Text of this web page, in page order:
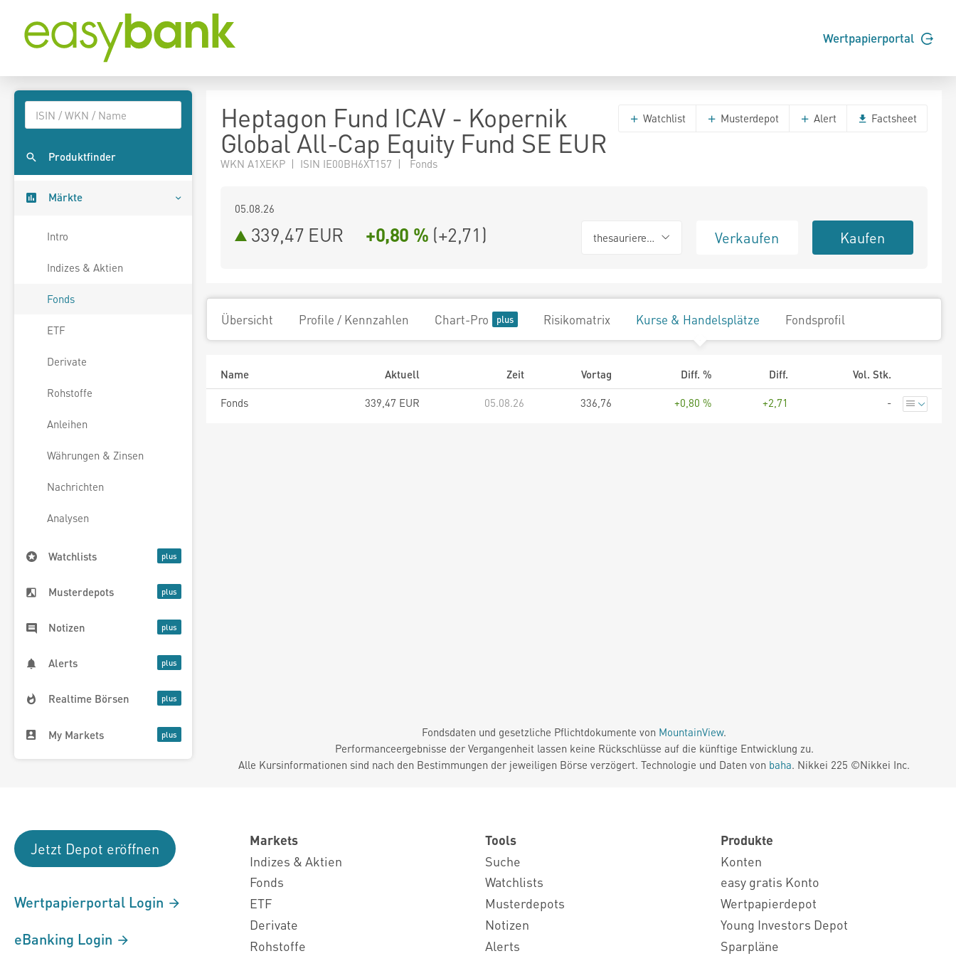
Wertpapierportal
Produktfinder
Märkte
Intro
Indizes & Aktien
Fonds
ETF
Derivate
Rohstoffe
Anleihen
Währungen & Zinsen
Nachrichten
Analysen
Watchlists
Musterdepots
Notizen
Alerts
Realtime Börsen
My Markets
Heptagon Fund ICAV - Kopernik
Global All-Cap Equity Fund SE EUR
WKN A1XEKP | ISIN IE00BH6XT157 | Fonds
Watchlist Musterdepot Alert Factsheet
05.08.26
339,47 EUR +0,80 % (+2,71) thesaurierend Verkaufen Kaufen
Übersicht Profile / Kennzahlen Chart-Pro Risikomatrix Kurse & Handelsplätze Fondsprofil
Name Aktuell Zeit Vortag Diff. % Diff.
Vol. Stk.
Fonds
339,47 EUR 05.08.26 336,76 +0,80 % +2,71 -
Fondsdaten und gesetzliche Pflichtdokumente von MountainView.
Performanceergebnisse der Vergangenheit lassen keine Rückschlüsse auf die künftige Entwicklung zu.
Alle Kursinformationen sind nach den Bestimmungen der jeweiligen Börse verzögert. Technologie und Daten von baha. Nikkei 225 ©Nikkei Inc.
Jetzt Depot eröffnen
Wertpapierportal Login
eBanking Login
Markets
Indizes & Aktien
Fonds
ETF
Derivate
Rohstoffe
Tools
Suche
Watchlists
Musterdepots
Notizen
Alerts
Produkte
Konten
easy gratis Konto
Wertpapierdepot
Young Investors Depot
Sparpläne